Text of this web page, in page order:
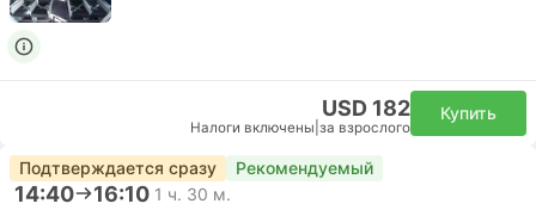
USD 182
Налоги включены за взрослого
Купить
Подтверждается сразу Рекомендуемый
14:40 16:10 1 ч. 30 м.